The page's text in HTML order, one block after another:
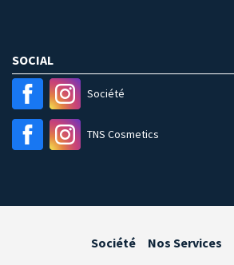
SOCIAL
Société
TNS Cosmetics
Société Nos Services